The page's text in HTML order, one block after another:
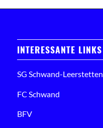
INTERESSANTE LINKS
SG Schwand-Leerstetten
FC Schwand
BFV